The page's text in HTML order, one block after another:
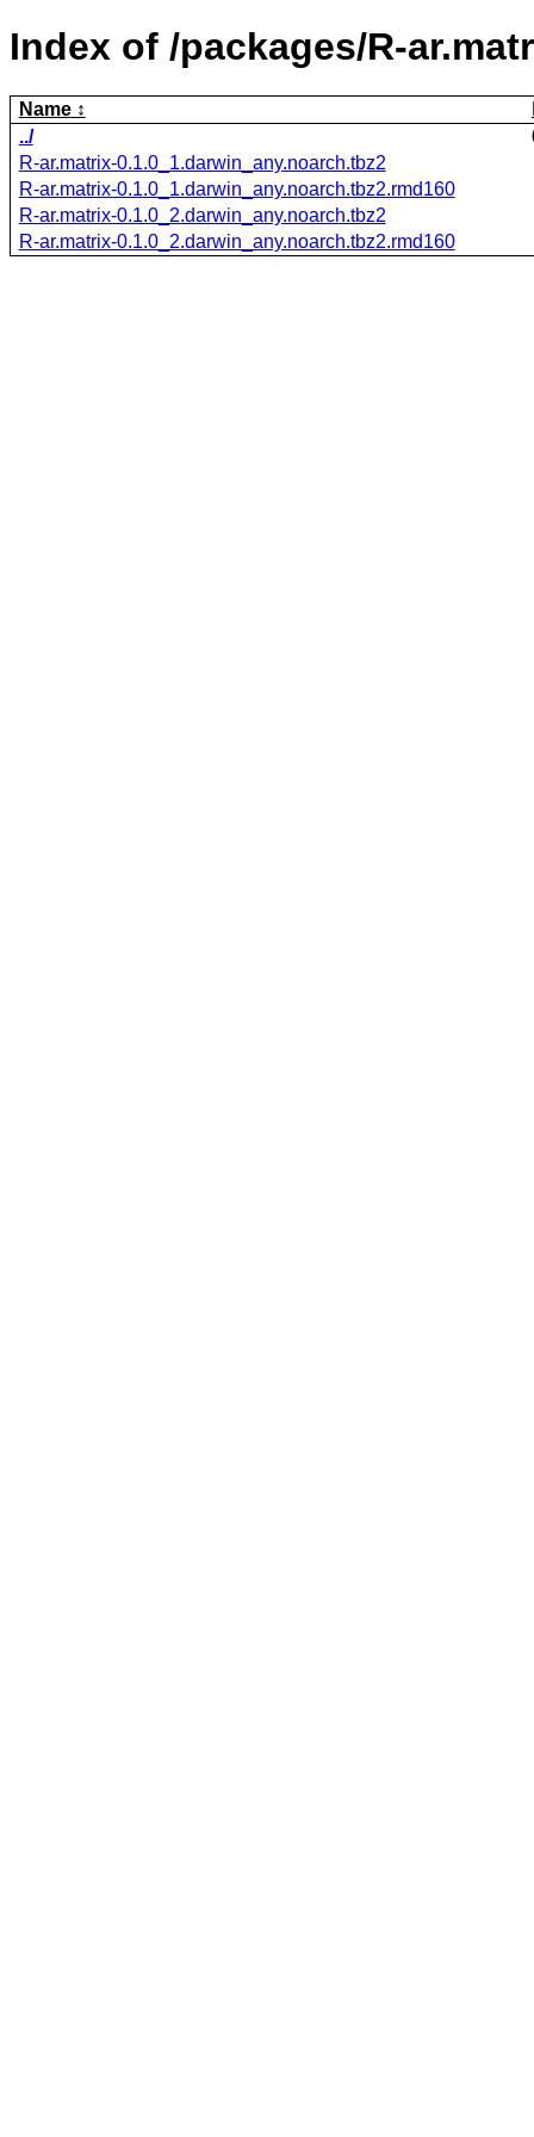
Index of /packages/R-
Name
../
R-ar.matrix-0.1.0_1.darwin_any.noarch.tbz2
R-ar.matrix-0.1.0_1.darwin_any.noarch.tbz2.rmd160
R-ar.matrix-0.1.0_2.darwin_any.noarch.tbz2
R-ar.matrix-0.1.0_2.darwin_any.noarch.tbz2.rmd160